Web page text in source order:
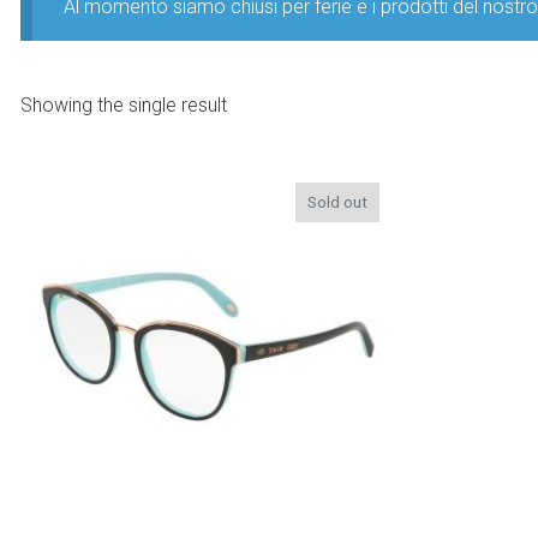
Al momento siamo chiusi per ferie e i prodotti del
Showing the single result
Sold out